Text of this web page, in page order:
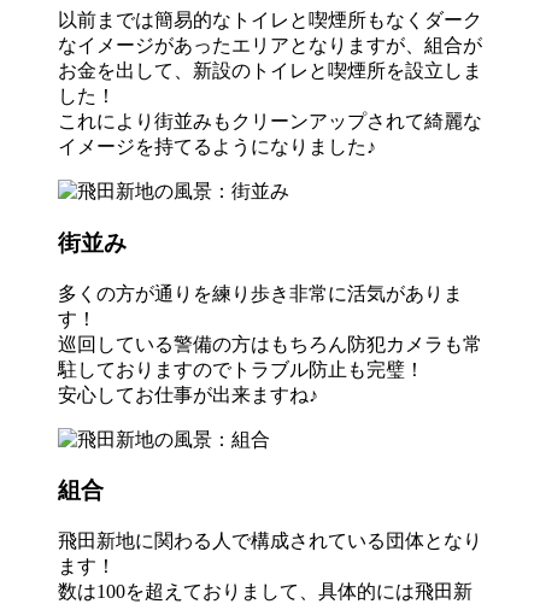
以前までは簡易的なトイレと喫煙所もなくダーク
なイメージがあったエリアとなりますが、組合が
お金を出して、新設のトイレと喫煙所を設立しま
した！
これにより街並みもクリーンアップされて綺麗な
イメージを持てるようになりました♪
街並み
多くの方が通りを練り歩き非常に活気がありま
す！
巡回している警備の方はもちろん防犯カメラも常
駐しておりますのでトラブル防止も完璧！
安心してお仕事が出来ますね♪
組合
飛田新地に関わる人で構成されている団体となり
ます！
数は100を超えておりまして、具体的には飛田新